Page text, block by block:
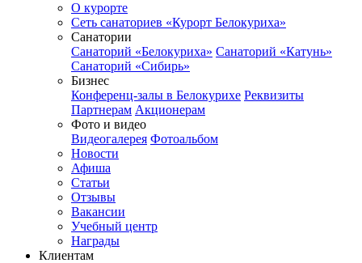
О курорте
Сеть санаториев «Курорт Белокуриха»
Санатории
Санаторий «Белокуриха» Санаторий «Катунь»
Санаторий «Сибирь»
Бизнес
Конференц-залы в Белокурихе Реквизиты
Партнерам Акционерам
Фото и видео
Видеогалерея Фотоальбом
Новости
Афиша
Статьи
Отзывы
Вакансии
Учебный центр
Награды
Клиентам